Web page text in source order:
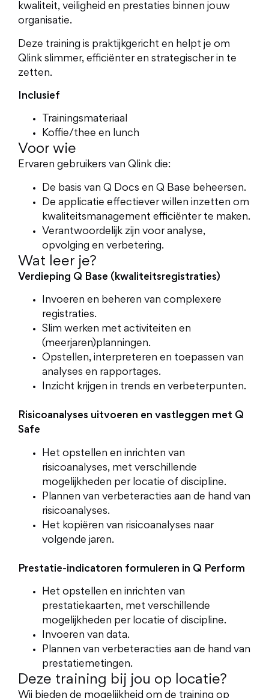
kwaliteit, veiligheid en prestaties binnen jouw
organisatie.
Deze training is praktijkgericht en helpt je om
Qlink slimmer, efficiënter en strategischer in te
zetten.
Inclusief
Trainingsmateriaal
Koffie/thee en lunch
Voor wie
Ervaren gebruikers van Qlink die:
De basis van Q Docs en Q Base beheersen.
De applicatie effectiever willen inzetten om
kwaliteitsmanagement efficiënter te maken.
Verantwoordelijk zijn voor analyse,
opvolging en verbetering.
Wat leer je?
Verdieping Q Base (kwaliteitsregistraties)
Invoeren en beheren van complexere
registraties.
Slim werken met activiteiten en
(meerjaren)planningen.
Opstellen, interpreteren en toepassen van
analyses en rapportages.
Inzicht krijgen in trends en verbeterpunten.
Risicoanalyses uitvoeren en vastleggen met Q
Safe
Het opstellen en inrichten van
risicoanalyses, met verschillende
mogelijkheden per locatie of discipline.
Plannen van verbeteracties aan de hand van
risicoanalyses.
Het kopiëren van risicoanalyses naar
volgende jaren.
Prestatie-indicatoren formuleren in Q Perform
Het opstellen en inrichten van
prestatiekaarten, met verschillende
mogelijkheden per locatie of discipline.
Invoeren van data.
Plannen van verbeteracties aan de hand van
prestatiemetingen.
Deze training bij jou op locatie?
Wij bieden de mogelijkheid om de training op